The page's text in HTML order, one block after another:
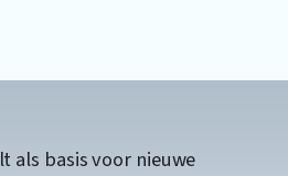
als basis voor nieuwe